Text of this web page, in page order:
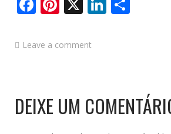
Leave a comment
DEIXE UM